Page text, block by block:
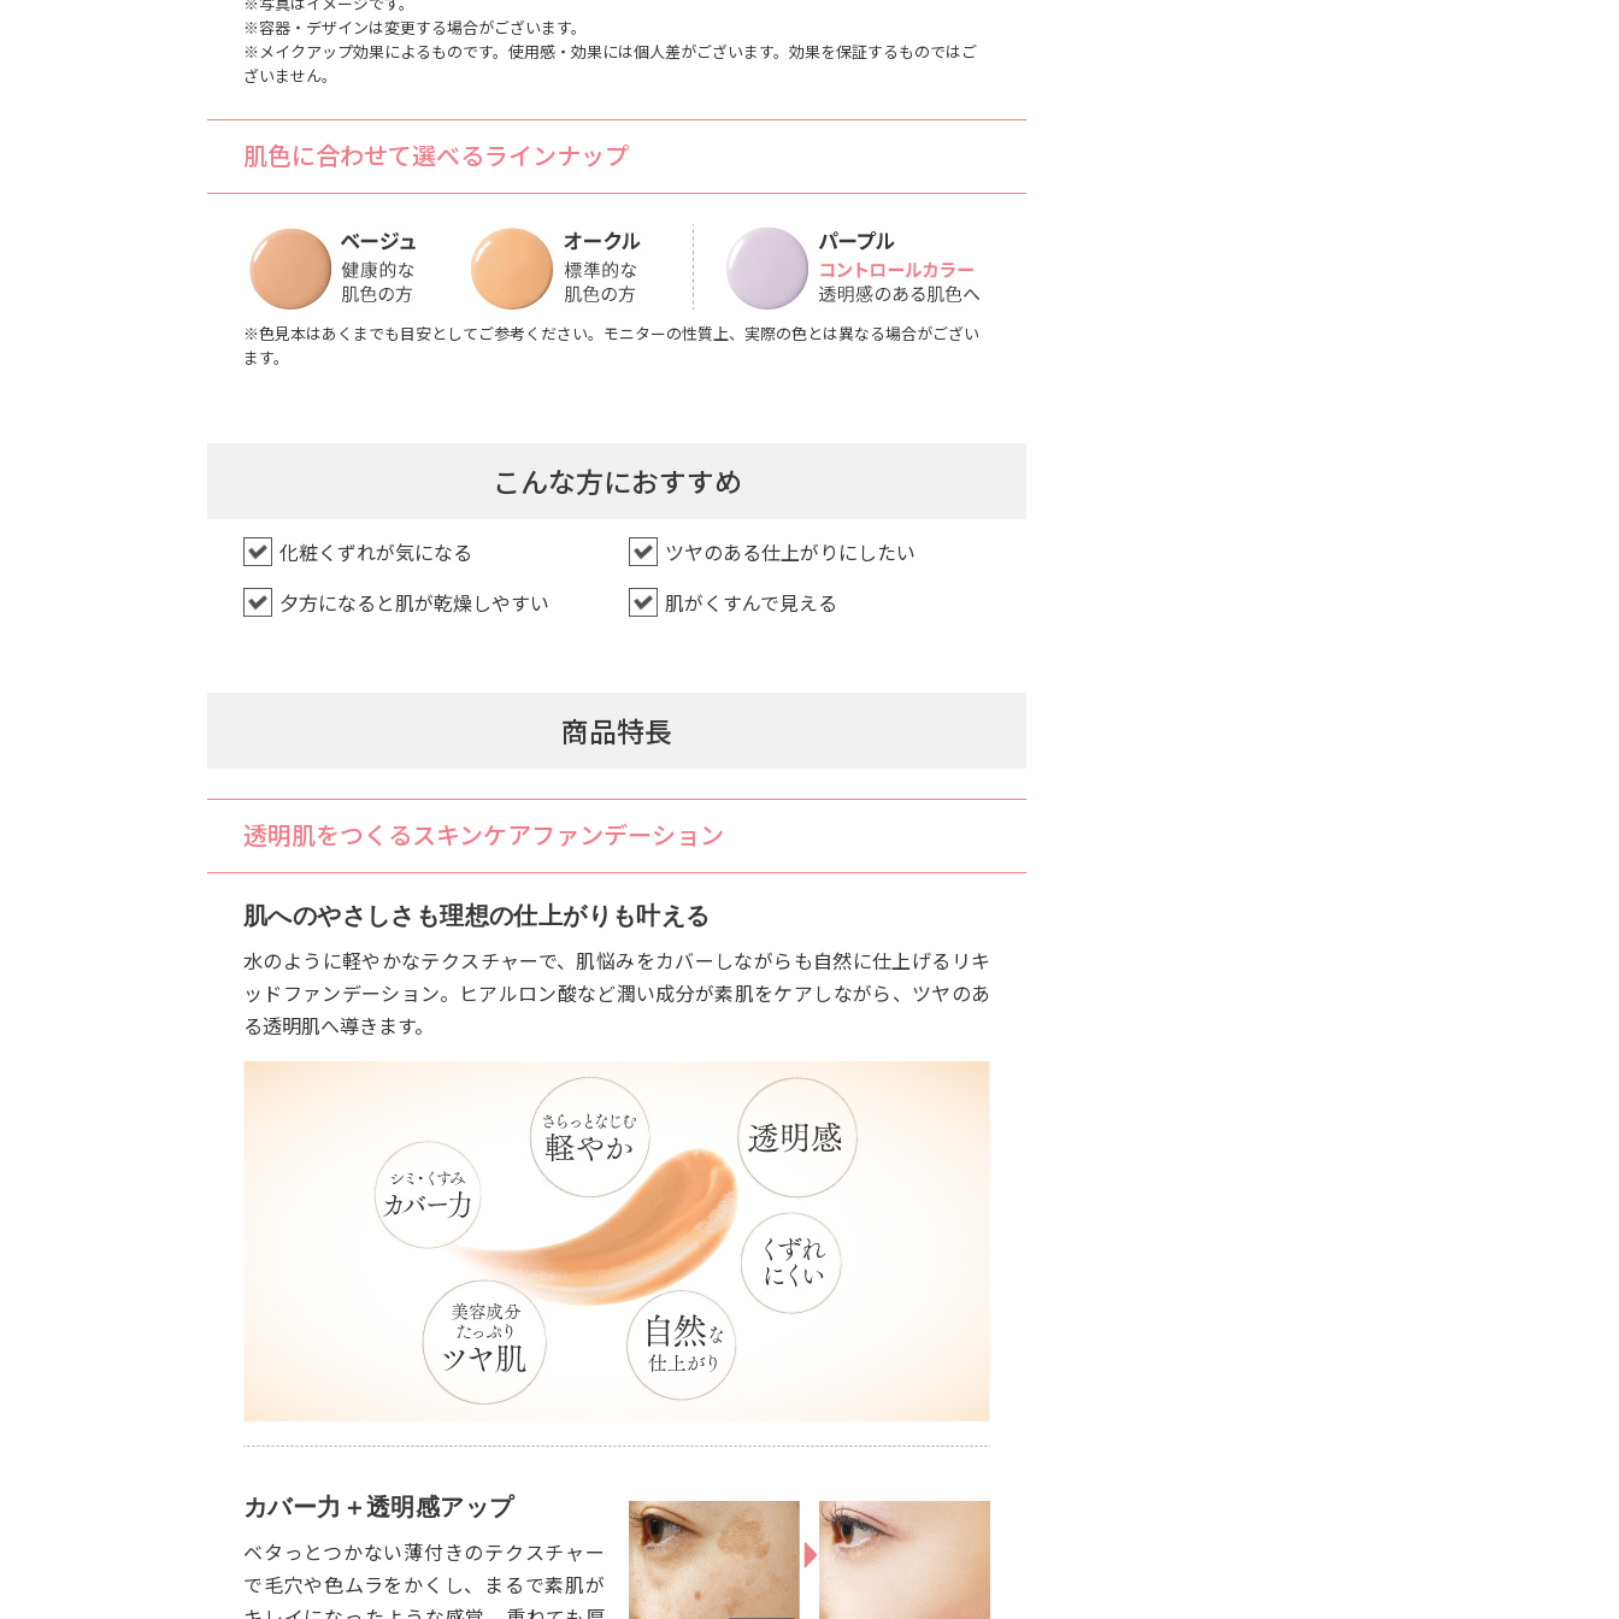
※写真はイメージです。
※容器・デザインは変更する場合がございます。
※メイクアップ効果によるものです。使用感・効果には個人差がございます。効果を保証するものではご
ざいません。
肌色に合わせて選べるラインナップ
※色見本はあくまでも目安としてご参考ください。モニターの性質上、実際の色とは異なる場合がござい
ます。
こんな方におすすめ
化粧くずれが気になる ツヤのある仕上がりにしたい
夕方になると肌が乾燥しやすい 肌がくすんで見える
商品特長
透明肌をつくるスキンケアファンデーション
肌へのやさしさも理想の仕上がりも叶える
水のように軽やかなテクスチャーで、肌悩みをカバーしながらも自然に仕上げるリキ
ッドファンデーション。ヒアルロン酸など潤い成分が素肌をケアしながら、ツヤのあ
る透明肌へ導きます。
カバー力＋透明感アップ
ベタっとつかない薄付きのテクスチャー
で毛穴や色ムラをかくし、まるで素肌が